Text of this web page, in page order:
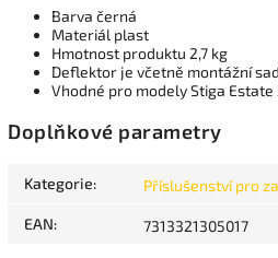
Barva černá
Materiál plast
Hmotnost produktu 2,7 kg
Deflektor je včetně montážní
Vhodné pro modely Stiga Estate
Doplňkové parametry
Kategorie: Příslušenství pro
EAN: 7313321305017